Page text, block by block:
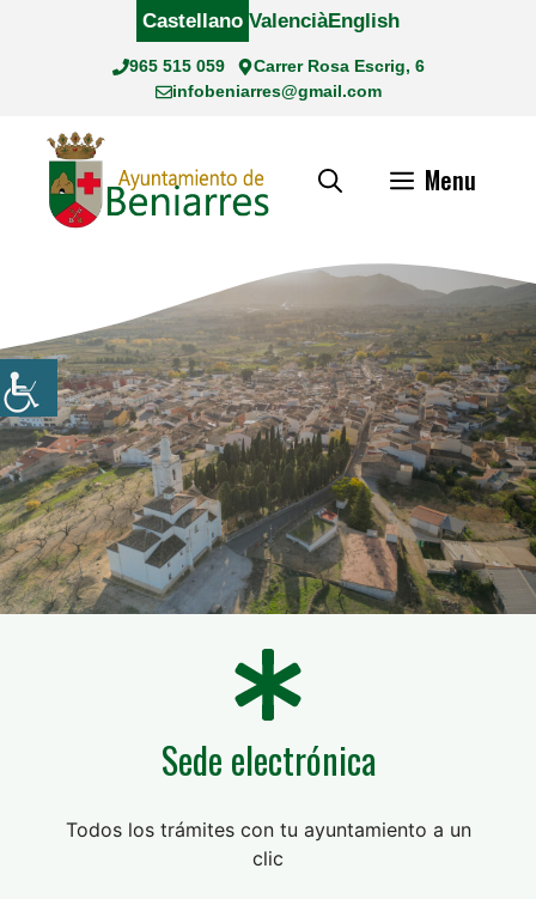
965 515 059
Carrer Rosa Escrig, 6
infobeniarres@gmail.com
Castellano ValenciàEnglish
Menu
Sede electrónica
Todos los trámites con tu ayuntamiento a un
clic